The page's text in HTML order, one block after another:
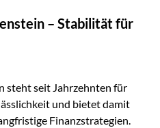
im Konkursfall nicht zur
werden ausschließlich
– Stabilität für
steht seit Jahrzehnten für
und bietet damit
Finanzstrategien.